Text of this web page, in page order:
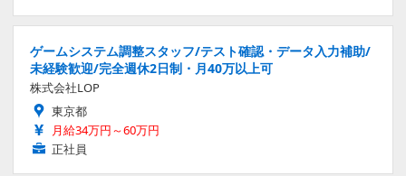
ゲームシステム調整スタッフ/テスト確認・データ入力補助/
未経験歓迎/完全週休2日制・月40万以上可
株式会社LOP
東京都
月給34万円～60万円
正社員